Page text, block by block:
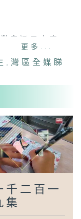
箏會盛大啟
動上演
更多...
, 灣區全媒睇
千二百一
集